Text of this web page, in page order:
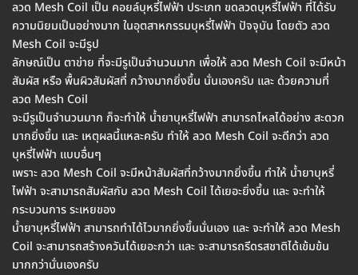
ลวด Mesh Coil เป็น คอยล์บุหรี่ไฟฟ้า ประเภท ขดลวดบุหรี่ไฟฟ้า ที่ได้รับ
ความนิยมเป็นอย่างมาก ในอุตสาหกรรมบุหรี่ไฟฟ้า ปัจจุบัน โดยตัว ลวด
Mesh Coil จะมีรูป
ลักษณ์เป็น ตาข่าย ที่จะมีรูเป็นจำนวนมาก เพื่อให้ ลวด Mesh Coil จะมีหน้า
สัมผัส หรือ พื้นผิวสัมผัสที่ กว้างมากยิ่งขึ้น นั่นเองครับ และ ด้วยความที่
ลวด Mesh Coil
จะมีรูเป็นจำนวนมาก ก็จะทำให้ น้ำยาบุหรี่ไฟฟ้า สามารถไหลได้อย่าง สะดวก
มากยิ่งขึ้น และ เหตุผลนี้แหละครับ ทำให้ ลวด Mesh Coil จะดีกว่า ลวด
บุหรี่ไฟฟ้า แบบอื่นๆ
เพราะ ลวด Mesh Coil จะมีหน้าสัมผัสที่กว้างมากยิ่งขึ้น ทำให้ น้ำยาบุหรี่
ไฟฟ้า จะสามารถสัมผัสกับ ลวด Mesh Coil ได้เยอะยิ่งขึ้น และ จะทำให้
กระบวนการ ระเหยของ
น้ำยาบุหรี่ไฟฟ้า สามารถทำได้ไวมากยิ่งขึ้นนั่นเอง และ จะทำให้ ลวด Mesh
Coil จะสามารถสร้างควันได้เยอะกว่า และ จะสามารถรีดรสชาติได้เข้มข้น
มากกว่านั่นเองครับ